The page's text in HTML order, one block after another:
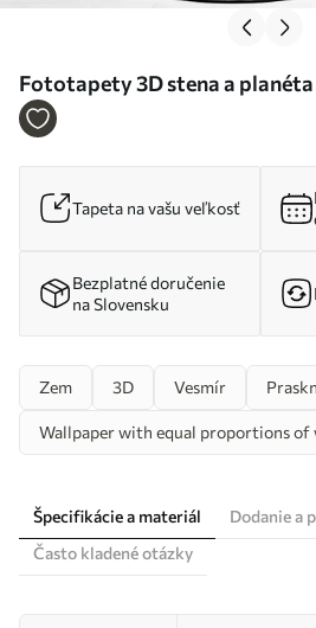
Fototapety 3D stena a
Tapeta na vašu veľkosť
Bezplatné doručenie
na Slovensku
Zem 3D Vesmír
Wallpaper with equal proportions of
Špecifikácie a materiál
Dodanie a
Často kladené otázky